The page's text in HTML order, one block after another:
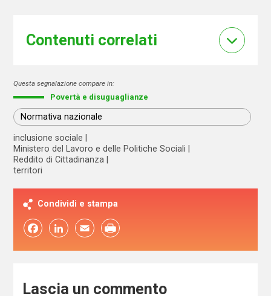
Contenuti correlati
Questa segnalazione compare in:
Povertà e disuguaglianze
Normativa nazionale
inclusione sociale
Ministero del Lavoro e delle Politiche Sociali
Reddito di Cittadinanza
territori
Condividi e stampa
FacebookLinkedIn Email
Lascia un commento